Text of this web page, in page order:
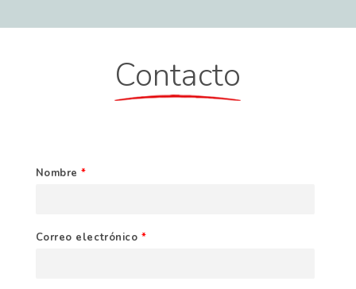
Contacto
Nombre*
Correo electrónico *